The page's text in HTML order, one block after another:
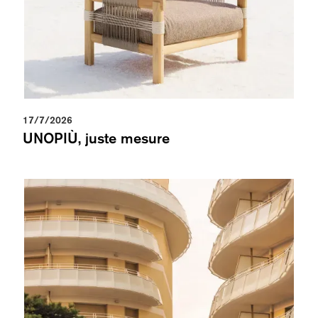
17/7/2026
UNOPIÙ, juste mesure